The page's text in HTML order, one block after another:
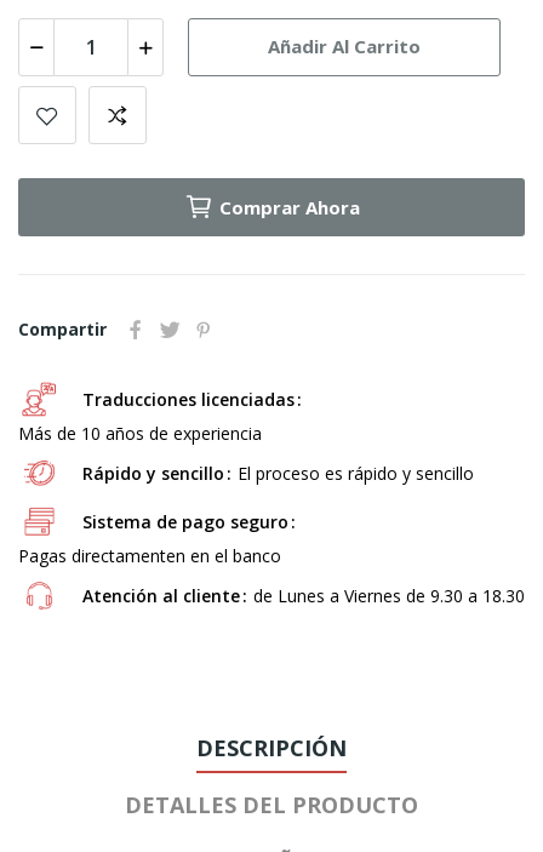
Añadir Al Carrito
Comprar Ahora
Compartir
Traducciones licenciadas
Más de 10 años de experiencia
Rápido y sencillo
El proceso es rápido y sencillo
Sistema de pago seguro
Pagas directamenten en el banco
Atención al cliente de Lunes a Viernes de 9.30 a 18.30
DESCRIPCIÓN
DETALLES DEL PRODUCTO